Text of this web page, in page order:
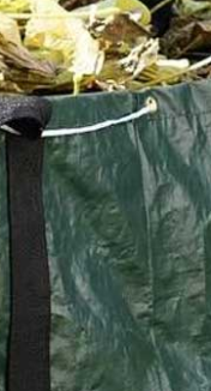
Que
la suite
Saint
Une fois que vous avez
Pair Sur Mer, le
déchets verts est la
Cette dernière est
êtes recommandé de
assurera de les envoyer
propose ses services à